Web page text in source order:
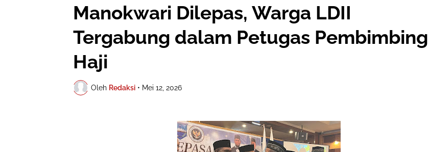
Manokwari Dilepas, Warga LDII
Tergabung dalam Petugas Pembimbing
Haji
Oleh Redaksi • Mei 12, 2026